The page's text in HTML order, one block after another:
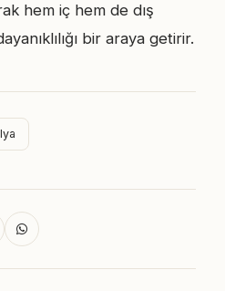
hem iç hem de dış
bir araya getirir.